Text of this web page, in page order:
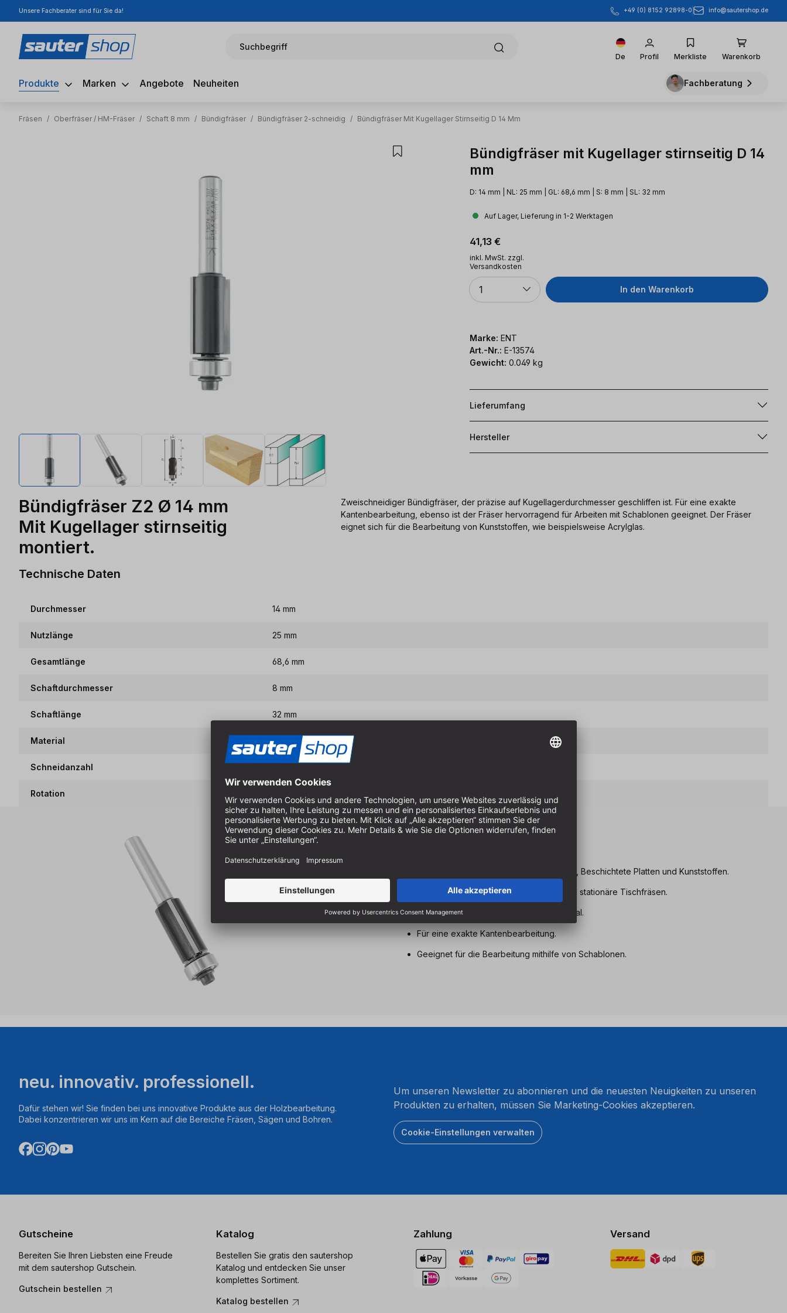
Hauptinhalt springen
Zur Suche springen
Zur Hauptnavigation springen
Unsere Fachberater sind für Sie da! +49 (0) 8152 92898-0 info@sautershop.de
Suchbegriff
De Profil Merkliste Warenkorb
Produkte Marken Angebote Neuheiten Fachberatung
Fräsen / Oberfräser / HM-Fräser / Schaft 8 mm / Bündigfräser / Bündigfräser 2-schneidig / Bündigfräser Mit Kugellager Stirnseitig D 14 Mm
Bündigfräser mit Kugellager stirnseitig D 14
mm
D: 14 mm | NL: 25 mm | GL: 68,6 mm | S: 8 mm | SL: 32 mm
Auf Lager, Lieferung in 1-2 Werktagen
Regulärer Preis:
41,13 €
inkl. MwSt. zzgl.
Versandkosten
Anzahl
1 In den Warenkorb
Marke: ENT
Art.-Nr.: E-13574
Gewicht: 0.049 kg
Lieferumfang
Hersteller
Bündigfräser Z2 Ø 14 mm
Mit Kugellager stirnseitig
montiert.
Zweischneidiger Bündigfräser, der präzise auf Kugellagerdurchmesser geschliffen ist. Für eine exakte
Kantenbearbeitung, ebenso ist der Fräser hervorragend für Arbeiten mit Schablonen geeignet. Der Fräser
eignet sich für die Bearbeitung von Kunststoffen, wie beispielsweise Acrylglas.
Technische Daten
Durchmesser 14 mm
Nutzlänge 25 mm
Gesamtlänge 68,6 mm
Schaftdurchmesser 8 mm
Schaftlänge 32 mm
Material Hartmetall
Schneidanzahl
Rotation
Zur Bearbeitung von Weichholz, Hartholz, Beschichtete Platten und Kunststoffen.
Ideal für handbetriebene Oberfräsen und stationäre Tischfräsen.
Nicht geeignet zum Eintauchen ins Material.
Für eine exakte Kantenbearbeitung.
Geeignet für die Bearbeitung mithilfe von Schablonen.
neu. innovativ. professionell.
Dafür stehen wir! Sie finden bei uns innovative Produkte aus der Holzbearbeitung.
Dabei konzentrieren wir uns im Kern auf die Bereiche Fräsen, Sägen und Bohren.
Um unseren Newsletter zu abonnieren und die neuesten Neuigkeiten zu unseren
Produkten zu erhalten, müssen Sie Marketing-Cookies akzeptieren.
Cookie-Einstellungen verwalten
Gutscheine
Bereiten Sie Ihren Liebsten eine Freude
mit dem sautershop Gutschein.
Gutschein bestellen
Katalog
Bestellen Sie gratis den sautershop
Katalog und entdecken Sie unser
komplettes Sortiment.
Katalog bestellen
Zahlung Versand